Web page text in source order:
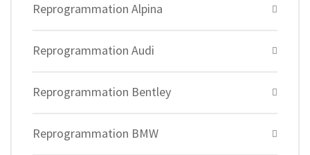
Reprogrammation Alpina
Reprogrammation Audi
Reprogrammation Bentley
Reprogrammation BMW